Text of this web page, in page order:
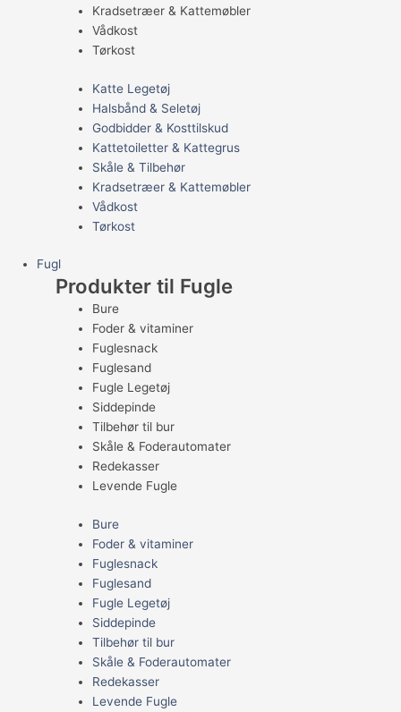
Kradsetræer & Kattemøbler
Vådkost
Tørkost
Katte Legetøj
Halsbånd & Seletøj
Godbidder & Kosttilskud
Kattetoiletter & Kattegrus
Skåle & Tilbehør
Kradsetræer & Kattemøbler
Vådkost
Tørkost
Fugl
Produkter til Fugle
Bure
Foder & vitaminer
Fuglesnack
Fuglesand
Fugle Legetøj
Siddepinde
Tilbehør til bur
Skåle & Foderautomater
Redekasser
Levende Fugle
Bure
Foder & vitaminer
Fuglesnack
Fuglesand
Fugle Legetøj
Siddepinde
Tilbehør til bur
Skåle & Foderautomater
Redekasser
Levende Fugle